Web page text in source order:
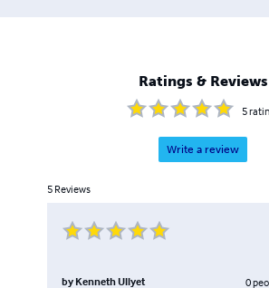
Ratings & Reviews
5
Write a review
5 Reviews
by Kenneth Ullyet 0